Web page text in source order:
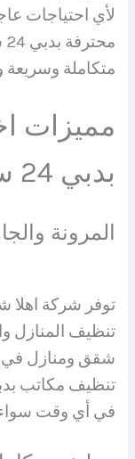
لأي احتياجات
متكاملة وسريعة
مميزات
بدبي 24 ساعة
المرونة
تنظيف المنازل
شقق ومنازل في
في أي وقت سواء